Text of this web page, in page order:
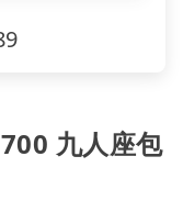
九人座包